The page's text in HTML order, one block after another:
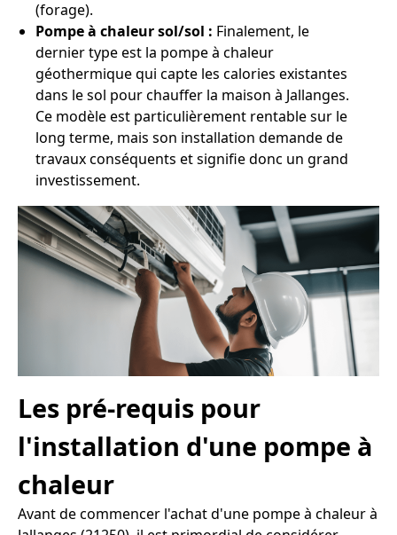
(forage).
Pompe à chaleur sol/sol : Finalement, le
dernier type est la pompe à chaleur
géothermique qui capte les calories existantes
dans le sol pour chauffer la maison à Jallanges.
Ce modèle est particulièrement rentable sur le
long terme, mais son installation demande de
travaux conséquents et signifie donc un grand
investissement.
Les pré-requis pour
l'installation d'une pompe à
chaleur
Avant de commencer l'achat d'une pompe à chaleur à